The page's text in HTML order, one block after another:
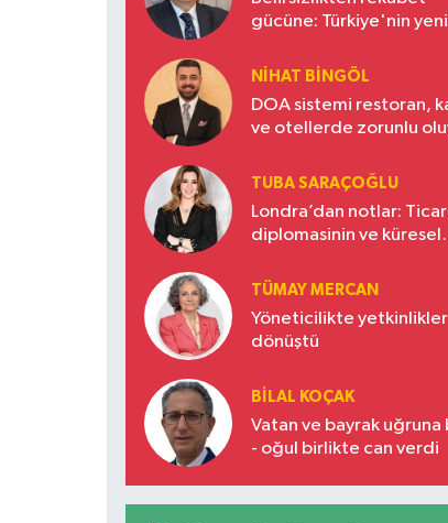
gücüne: Türkiye'nin yeni
NIHAT BINGÖL
DOA sistemi restoran,
ve otellerde zorunlu
TUBA SARAÇOĞLU
Londra’dan notlar:
diplomasinin ve küresel
Türkiye’nin yükselen gücü
TÜMAY MERCAN
Yöneticilikte yetkinlikler
dönüştü
BILAL KOÇAK
Vatan ve bayrak uğruna
- oğul birlikte can verdi